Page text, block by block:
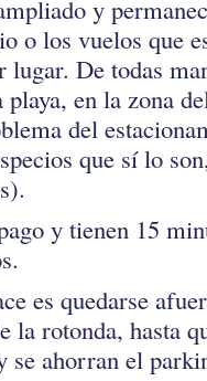
y
o los vuelos que
De todas
en la zona
del
que sí lo
y tienen 15
es quedarse
la rotonda, hasta
se ahorran el